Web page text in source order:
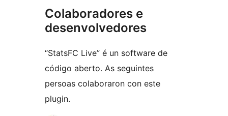
Colaboradores e
desenvolvedores
“StatsFC Live” é un software de
código aberto. As seguintes
persoas colaboraron con este
plugin.